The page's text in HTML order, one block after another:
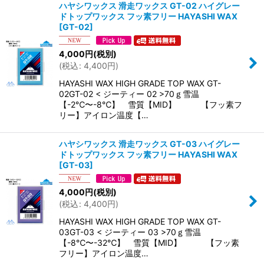
ハヤシワックス 滑走ワックス GT-02 ハイグレー
ドトップワックス フッ素フリー HAYASHI WAX
[GT-02]
4,000円(税別)
(税込: 4,400円)
HAYASHI WAX HIGH GRADE TOP WAX GT-
02GT-02 < ジーティー 02 >70ｇ雪温
【-2℃〜-8℃】 雪質【MID】 【フッ素フ
リー】アイロン温度【…
ハヤシワックス 滑走ワックス GT-03 ハイグレー
ドトップワックス フッ素フリー HAYASHI WAX
[GT-03]
4,000円(税別)
(税込: 4,400円)
HAYASHI WAX HIGH GRADE TOP WAX GT-
03GT-03 < ジーティー 03 >70ｇ雪温
【-8℃〜-32℃】 雪質【MID】 【フッ素
フリー】アイロン温度…